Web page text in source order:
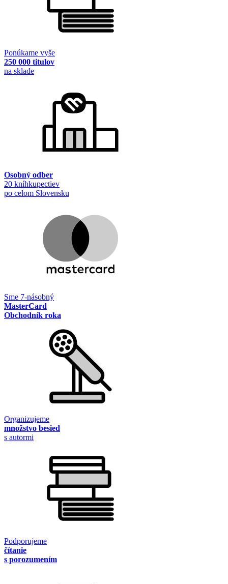
Ponúkame vyše
250 000 titulov
na sklade
Osobný odber
20 kníhkupectiev
po celom Slovensku
Sme 7-násobný
MasterCard
Obchodník roka
Organizujeme
množstvo besied
s autormi
Podporujeme
čítanie
s porozumením